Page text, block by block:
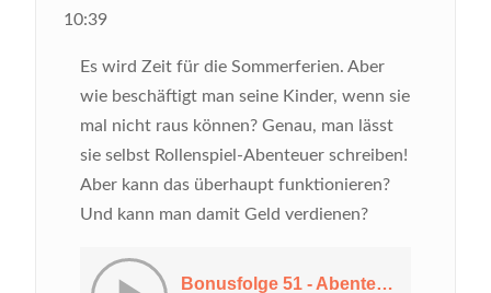
10:39
Es wird Zeit für die Sommerferien. Aber
wie beschäftigt man seine Kinder, wenn sie
mal nicht raus können? Genau, man lässt
sie selbst Rollenspiel-Abenteuer schreiben!
Aber kann das überhaupt funktionieren?
Und kann man damit Geld verdienen?